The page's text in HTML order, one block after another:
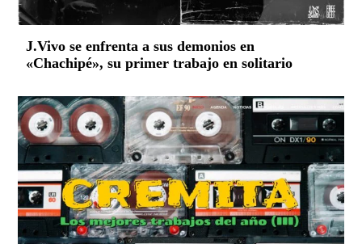
J.Vivo se enfrenta a sus demonios en
«Chachipé», su primer trabajo en solitario